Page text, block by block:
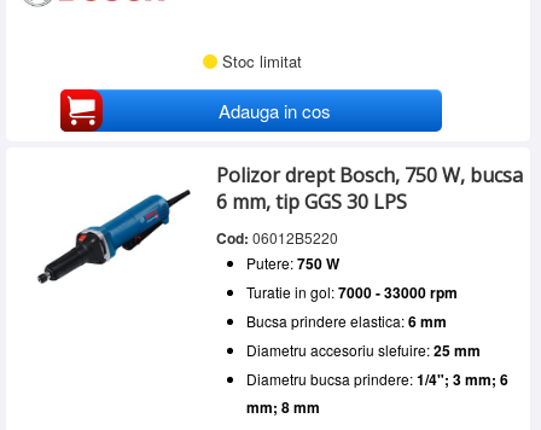
Stoc limitat
Adauga in cos
Polizor drept Bosch, 750 W, bucsa
6 mm, tip GGS 30 LPS
Cod: 06012B5220
Putere:750 W
Turatie in gol:7000 - 33000 rpm
Bucsa prindere elastica:6 mm
Diametru accesoriu slefuire:25 mm
Diametru bucsa prindere:1/4"; 3 mm; 6
mm; 8 mm